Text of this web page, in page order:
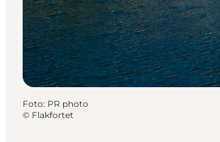
Foto: PR photo
© Flakfortet